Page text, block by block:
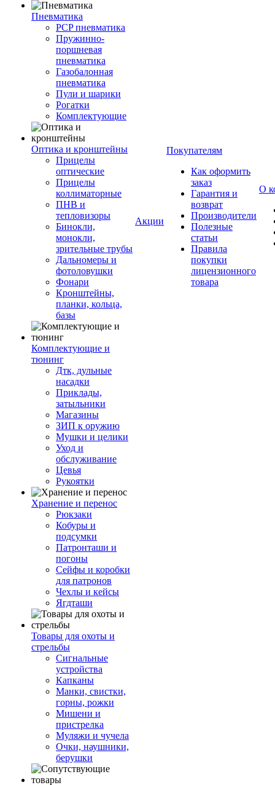
Пневматика
PCP пневматика
Пружинно-
поршневая
пневматика
Газобалонная
пневматика
Пули и шарики
Рогатки
Комплектующие
Оптика и кронштейны
Прицелы
оптические
Прицелы
коллиматорные
ПНВ и
тепловизоры
Бинокли,
монокли,
зрительные трубы
Дальномеры и
фотоловушки
Фонари
Кронштейны,
планки, кольца,
базы
Комплектующие и
тюнинг
Дтк, дульные
насадки
Приклады,
затыльники
Магазины
ЗИП к оружию
Мушки и целики
Уход и
обслуживание
Цевья
Рукоятки
Хранение и перенос
Рюкзаки
Кобуры и
подсумки
Патронташи и
погоны
Сейфы и коробки
для патронов
Чехлы и кейсы
Ягдташи
Товары для охоты и
стрельбы
Сигнальные
устройства
Капканы
Манки, свистки,
горны, рожки
Мишени и
пристрелка
Муляжи и чучела
Очки, наушники,
берушки
Акции
Покупателям
Как оформить
заказ
Гарантия и
возврат
Производители
Полезные
статьи
Правила
покупки
лицензионного
товара
О